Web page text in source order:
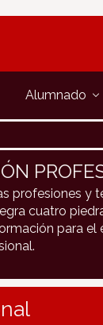
Alumnado
profesiones y
cuatro
para el